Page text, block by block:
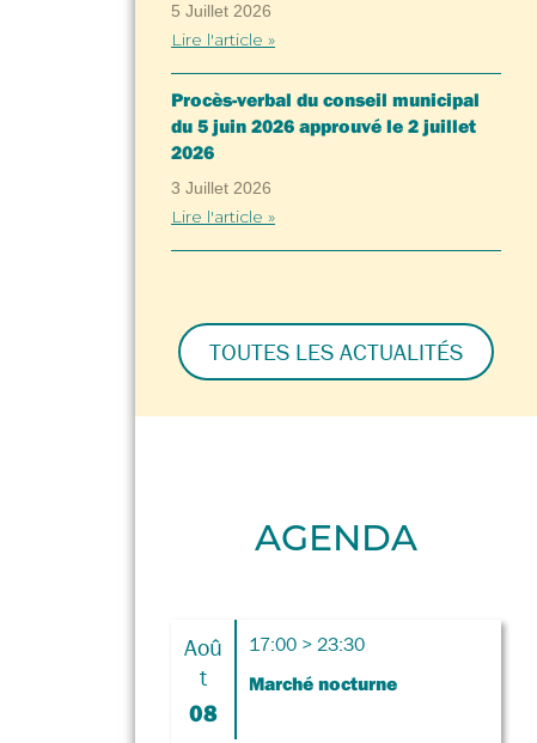
5 Juillet 2026
Lire l'article »
Procès-verbal du conseil municipal
du 5 juin 2026 approuvé le 2 juillet
2026
3 Juillet 2026
Lire l'article »
TOUTES LES ACTUALITÉS
AGENDA
Aoû
t
08
17:00 > 23:30
Marché nocturne